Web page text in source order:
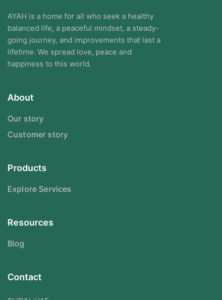
AYAH is a home for all who seek a healthy
balanced life, a peaceful mindset, a steady-
going journey, and improvements that last a
lifetime. We spread love, peace and
happiness to this world.
About
Our story
Customer story
Products
Explore Services
Resources
Blog
Contact